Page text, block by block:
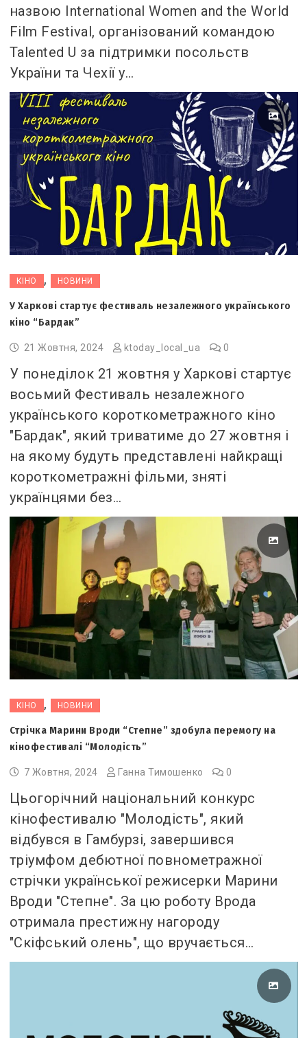
назвою International Women and the World
Film Festival, організований командою
Talented U за підтримки посольств
України та Чехії у…
КІНО , НОВИНИ
У Харкові стартує фестиваль незалежного українського
кіно “Бардак”
21 Жовтня, 2024 ktoday_local_ua 0
У понеділок 21 жовтня у Харкові стартує
восьмий Фестиваль незалежного
українського короткометражного кіно
"Бардак", який триватиме до 27 жовтня і
на якому будуть представлені найкращі
короткометражні фільми, зняті
українцями без…
КІНО , НОВИНИ
Стрічка Марини Вроди “Степне” здобула перемогу на
кінофестивалі “Молодість”
7 Жовтня, 2024 Ганна Тимошенко 0
Цьогорічний національний конкурс
кінофестивалю "Молодість", який
відбувся в Гамбурзі, завершився
тріумфом дебютної повнометражної
стрічки української режисерки Марини
Вроди "Степне". За цю роботу Врода
отримала престижну нагороду
"Скіфський олень", що вручається…